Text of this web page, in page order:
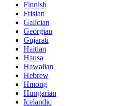
Finnish
Frisian
Galician
Georgian
Gujarati
Haitian
Hausa
Hawaiian
Hebrew
Hmong
Hungarian
Icelandic